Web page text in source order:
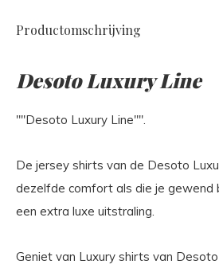
Productomschrijving
Desoto Luxury Line
""Desoto Luxury Line"".
De jersey shirts van de Desoto
dezelfde comfort als die je gewend
een extra luxe uitstraling.
Geniet van Luxury shirts van